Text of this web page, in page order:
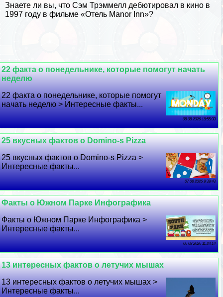
Знаете ли вы, что Сэм Трэммелл дебютировал в кино в
1997 году в фильме «Отель Manor Inn»?
22 факта о понедельнике, которые помогут начать
неделю
22 факта о понедельнике, которые помогут
начать неделю > Интересные факты...
08 08 2026 18:55:33
25 вкусных фактов о Domino-s Pizza
25 вкусных фактов о Domino-s Pizza >
Интересные факты...
07 08 2026 9:39:43
Факты о Южном Парке Инфографика
Факты о Южном Парке Инфографика >
Интересные факты...
06 08 2026 11:24:14
13 интересных фактов о летучих мышах
13 интересных фактов о летучих мышах >
Интересные факты...